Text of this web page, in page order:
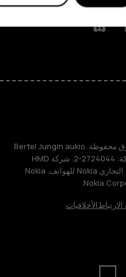
Discord
TM و © 2026 HMD Global. جميع الحقوق محفوظة. Bertel Jungin aukio
9, 02600 Espoo, Finland. مُعرِّف الشركة: 2724044-2. شركة HMD
Global Oy حاصلة على ترخيص من الاسم التجاري Nokia للهواتف. Nokia
الأخلاقيات